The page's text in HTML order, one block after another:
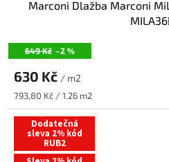
649 Kč –2 %
Marconi Dlažba Marconi
630 Kč / m2
Measure
price:
793,80 Kč / 1.26 m2
Dodatečná
sleva 2% kód
RUB2